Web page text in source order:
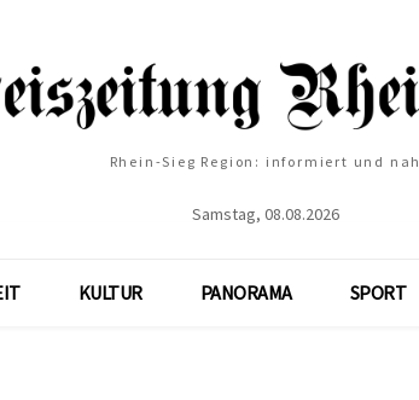
Rhein-Sieg Region: informiert und nah
Samstag, 08.08.2026
KULTUR PANORAMA SPORT